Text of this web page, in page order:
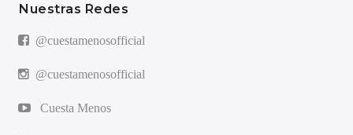
Nuestras Redes
@cuestamenosofficial
@cuestamenosofficial
Cuesta Menos